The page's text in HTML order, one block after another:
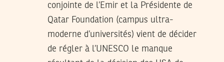
conjointe de l’Emir et la Présidente de
Qatar Foundation (campus ultra-
moderne d’universités) vient de décider
de régler à l’UNESCO le manque